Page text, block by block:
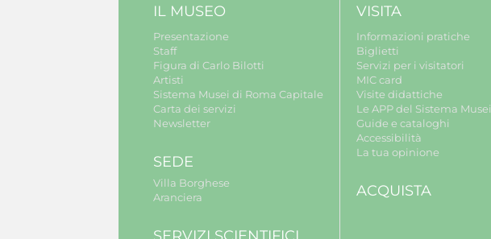
IL MUSEO
Presentazione
Staff
Figura di Carlo Bilotti
Artisti
Sistema Musei di Roma Capitale
Carta dei servizi
Newsletter
SEDE
Villa Borghese
Aranciera
SERVIZI SCIENTIFICI
VISITA
Informazioni pratiche
Biglietti
Servizi per i visitatori
MIC card
Visite didattiche
Le APP del Sistema Musei
Guide e cataloghi
Accessibilità
La tua opinione
ACQUISTA